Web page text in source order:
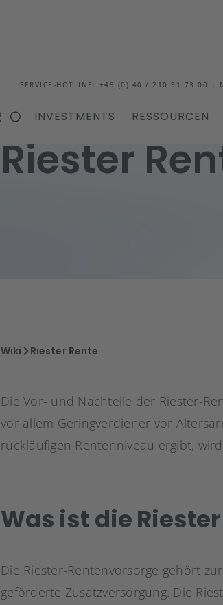
SERVICE-HOTLINE: +49 (0) 40 / 210 91 73 00 |
INVESTMENTS RESSOURCEN
Riester
Wiki Riester Rente
Die Vor- und Nachteile der Riester-
vor allem Geringverdiener vor
rückläufigen Rentenniveau ergibt,
Was ist die
Die Riester-Rentenvorsorge gehört
geförderte Zusatzversorgung. Die